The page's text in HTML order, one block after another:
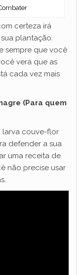
certeza irá
plantação.
sempre que você
verá que as
cada vez mais
(Para quem
larva couve-flor
defender a sua
uma receita de
não precise usar